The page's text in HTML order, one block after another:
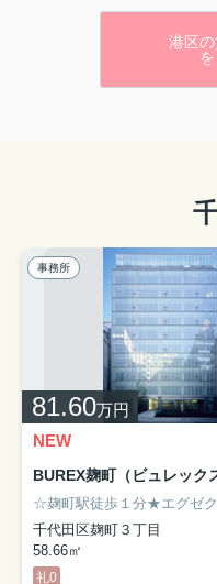
港区
事務所
81.60万円
NEW
千代田区麹町３丁目
58.66㎡
礼0